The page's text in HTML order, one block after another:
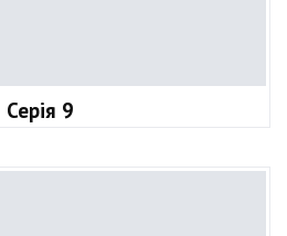
Серія 9